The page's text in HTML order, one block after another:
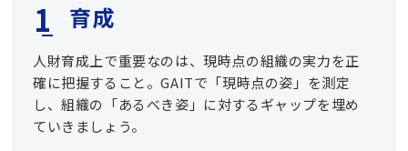
育成
人財育成上で重要なのは、現時点の組織の実力を正
確に把握すること。GAITで「現時点の姿」を測定
し、組織の「あるべき姿」に対するギャップを埋め
ていきましょう。